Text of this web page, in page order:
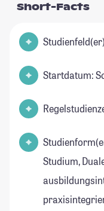
Short-Facts
Startdatum:
Studium,